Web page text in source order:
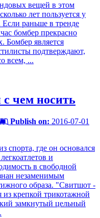
вещей в этом
лет пользуется у
раньше в тренде
бомбер прекрасно
Бомбер является
подтверждают,
всем, ...
чем носить
Publish on: 2016-07-01
спорта, где он основался
и
в свободной
незаменимым
образа. "Свитшот -
из крепкой трикотажной
замкнутый цельный